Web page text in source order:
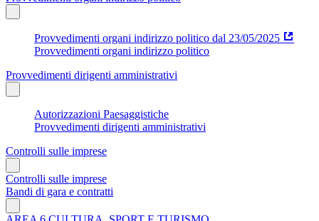
Provvedimenti organi indirizzo politico dal 23/05/2025
Provvedimenti organi indirizzo politico
Provvedimenti dirigenti amministrativi
Autorizzazioni Paesaggistiche
Provvedimenti dirigenti amministrativi
Controlli sulle imprese
Controlli sulle imprese
Bandi di gara e contratti